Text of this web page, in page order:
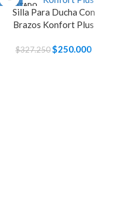
AGOTADO
Silla Para Ducha Con
Brazos Konfort Plus
$327.250El
$250.000